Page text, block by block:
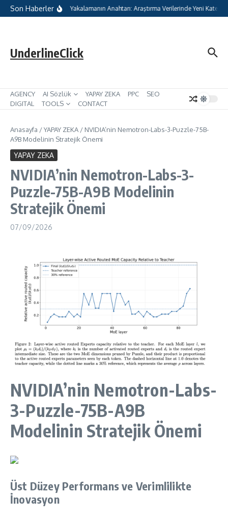
İçeriğe atla
Son Haberler
Pazarlamada Geleceği Yakalamanın Anahtarı: Araştırma Verilerinde Yeni
UnderlineClick
AGENCY AI Sözlük YAPAY ZEKA PPC
SEO
DIGITAL
TOOLS CONTACT
Anasayfa /YAPAY ZEKA / NVIDIA’nin Nemotron-Labs-3-Puzzle-75B-
A9B Modelinin Stratejik Önemi
YAPAY ZEKA
NVIDIA’nin Nemotron-Labs-3-
Puzzle-75B-A9B Modelinin
Stratejik Önemi
07/09/2026
NVIDIA’nin Nemotron-Labs-
3-Puzzle-75B-A9B
Modelinin Stratejik Önemi
Üst Düzey Performans ve Verimlilikte
İnovasyon